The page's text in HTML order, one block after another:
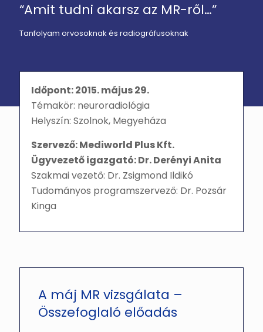
“Amit tudni akarsz az MR-ről…”
Tanfolyam orvosoknak és radiográfusoknak
Időpont: 2015. május 29.
Témakör: neuroradiológia
Helyszín: Szolnok, Megyeháza
Szervező: Mediworld Plus Kft.
Ügyvezető igazgató: Dr. Derényi Anita
Szakmai vezető: Dr. Zsigmond Ildikó
Tudományos programszervező: Dr. Pozsár
Kinga
A máj MR vizsgálata –
Összefoglaló előadás